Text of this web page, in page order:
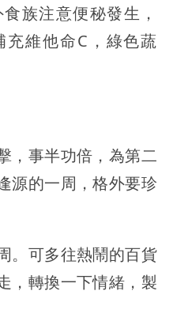
族注意便秘發生，
維他命C，綠色蔬
，事半功倍，為第二
源的一周，格外要珍
。可多往熱鬧的百貨
，轉換一下情緒，製